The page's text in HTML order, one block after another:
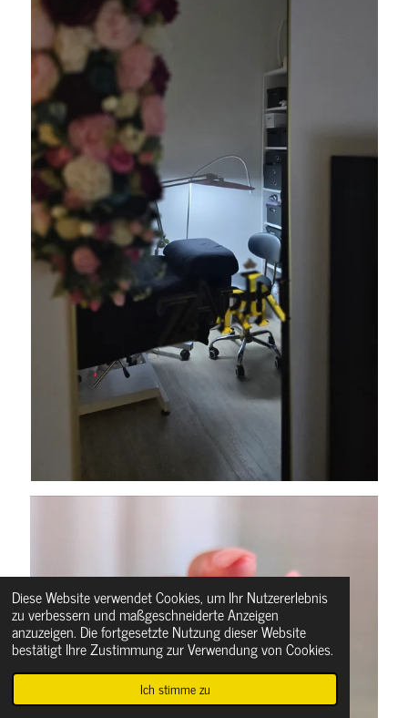
Diese Website verwendet Cookies, um Ihr Nutzererlebnis
zu verbessern und maßgeschneiderte Anzeigen
anzuzeigen. Die fortgesetzte Nutzung dieser Website
bestätigt Ihre Zustimmung zur Verwendung von Cookies.
Ich stimme zu